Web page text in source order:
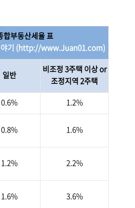
합부동산세율 표
기 (http://www.Juan01.com)
일반
비조정 3주택 이상 or
조정지역 2주택
0.6%
1.2%
0.8% 1.6%
1.2% 2.2%
1.6% 3.6%